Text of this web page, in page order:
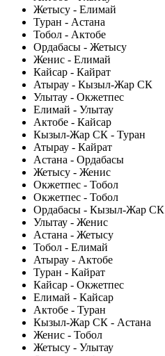
Жетысу - Елимай
Туран - Астана
Тобол - Актобе
Ордабасы - Жетысу
Женис - Елимай
Кайсар - Кайрат
Атырау - Кызыл-Жар СК
Улытау - Окжетпес
Елимай - Улытау
Актобе - Кайсар
Кызыл-Жар СК - Туран
Атырау - Кайрат
Астана - Ордабасы
Жетысу - Женис
Окжетпес - Тобол
Окжетпес - Тобол
Ордабасы - Кызыл-Жар СК
Улытау - Женис
Астана - Жетысу
Тобол - Елимай
Атырау - Актобе
Туран - Кайрат
Кайсар - Окжетпес
Елимай - Кайсар
Актобе - Туран
Кызыл-Жар СК - Астана
Женис - Тобол
Жетысу - Улытау